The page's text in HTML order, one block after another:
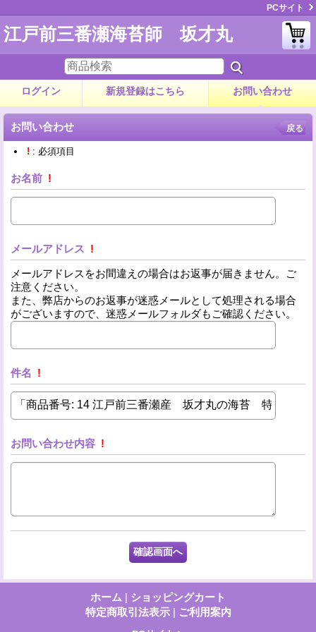
PCサイト
江戸前三番瀬海苔師 坂才丸
ログイン 新規登録はこちら お問い合わせ
お問い合わせ 戻る
! : 必須項目
お名前 !
メールアドレス !
メールアドレスをお間違えの場合はお返事が届きません。ご
注意ください。
また、弊店からのお返事が迷惑メールとして処理される場合
がございますので、迷惑メールフォルダもご確認ください。
件名 !
お問い合わせ内容 !
ホーム | ショッピングカート
特定商取引法表示 | ご利用案内